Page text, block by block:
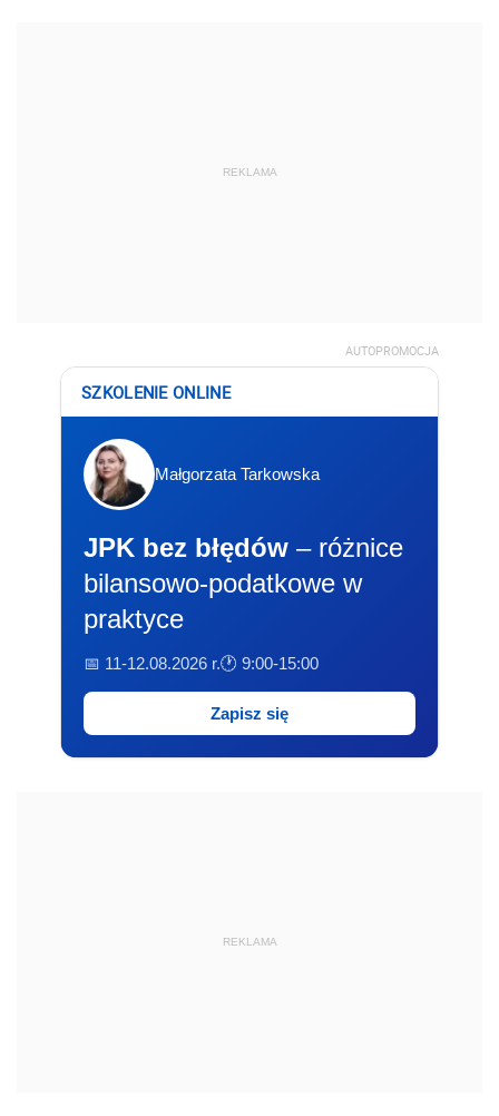
REKLAMA
AUTOPROMOCJA
SZKOLENIE ONLINE
Małgorzata Tarkowska
JPK bez błędów – różnice
bilansowo-podatkowe w
praktyce
📅 11-12.08.2026 r.🕐 9:00-15:00
Zapisz się
REKLAMA